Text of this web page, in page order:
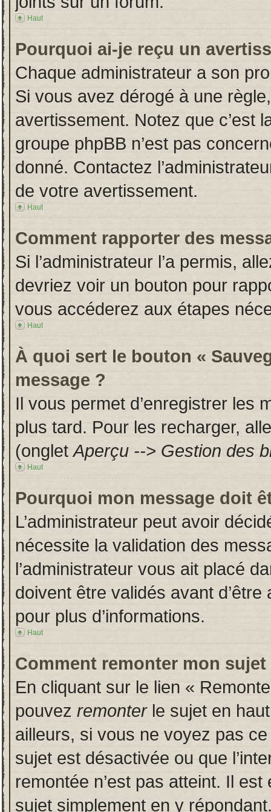
Haut
Pourquoi ai-je reçu un
Chaque administrateur a son
Si vous avez dérogé à une
avertissement. Notez que c’est
groupe phpBB n’est pas
donné. Contactez
de votre avertissement.
Haut
Comment rapporter des
Si l’administrateur l’a permis,
devriez voir un bouton pour
vous accéderez aux étapes
Haut
À quoi sert le bouton «
message ?
Il vous permet d’enregistrer les
plus tard. Pour les recharger,
(ongletAperçu --> Gestion des
Haut
Pourquoi mon message doit
L’administrateur peut avoir
nécessite la validation des
l’administrateur vous ait placé
doivent être validés avant
pour plus d’informations.
Haut
Comment remonter mon sujet
En cliquant sur le lien «
pouvez remonterle sujet en
ailleurs, si vous ne voyez pas
sujet est désactivée ou que
remontée n’est pas atteint. Il
sujet simplement en y